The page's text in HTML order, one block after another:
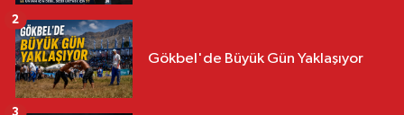
Gökbel'de Büyük Gün Yaklaşıyor
2
3